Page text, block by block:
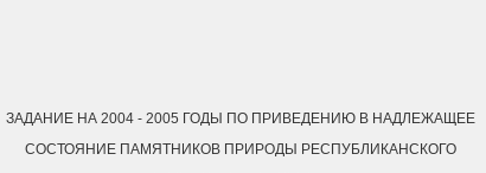
ЗАДАНИЕ НА 2004 - 2005 ГОДЫ ПО ПРИВЕДЕНИЮ В НАДЛЕЖАЩЕЕ
СОСТОЯНИЕ ПАМЯТНИКОВ ПРИРОДЫ РЕСПУБЛИКАНСКОГО